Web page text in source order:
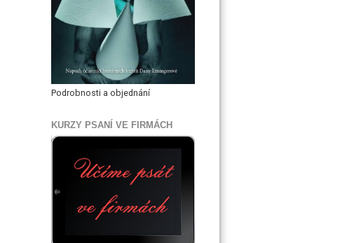
Podrobnosti a objednání
KURZY PSANÍ VE FIRMÁCH